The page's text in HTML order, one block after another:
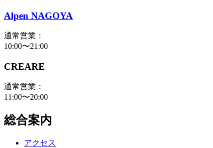
Alpen NAGOYA
通常営業：
10:00〜21:00
CREARE
通常営業：
11:00〜20:00
総合案内
アクセス